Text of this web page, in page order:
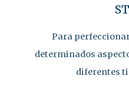
Para
determinados
diferentes